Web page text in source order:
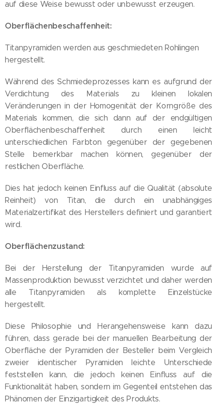
auf diese Weise bewusst oder unbewusst erzeugen.
Oberflächenbeschaffenheit:
Titanpyramiden werden aus geschmiedeten Rohlingen
hergestellt.
Während des Schmiedeprozesses kann es aufgrund der
Verdichtung des Materials zu kleinen lokalen
Veränderungen in der Homogenität der Korngröße des
Materials kommen, die sich dann auf der endgültigen
Oberflächenbeschaffenheit durch einen leicht
unterschiedlichen Farbton gegenüber der gegebenen
Stelle bemerkbar machen können, gegenüber der
restlichen Oberfläche.
Dies hat jedoch keinen Einfluss auf die Qualität (absolute
Reinheit) von Titan, die durch ein unabhängiges
Materialzertifikat des Herstellers definiert und garantiert
wird.
Oberflächenzustand:
Bei der Herstellung der Titanpyramiden wurde auf
Massenproduktion bewusst verzichtet und daher werden
alle Titanpyramiden als komplette Einzelstücke
hergestellt.
Diese Philosophie und Herangehensweise kann dazu
führen, dass gerade bei der manuellen Bearbeitung der
Oberfläche der Pyramiden der Besteller beim Vergleich
zweier identischer Pyramiden leichte Unterschiede
feststellen kann, die jedoch keinen Einfluss auf die
Funktionalität haben, sondern im Gegenteil entstehen das
Phänomen der Einzigartigkeit des Produkts.